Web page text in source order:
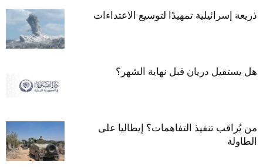
ذريعة إسرائيلية تمهيدًا لتوسيع الاعتداءات
هل يستقيل دريان قبل نهاية الشهر؟
من يُراقب تنفيذ التفاهمات؟ إيطاليا على
الطاولة